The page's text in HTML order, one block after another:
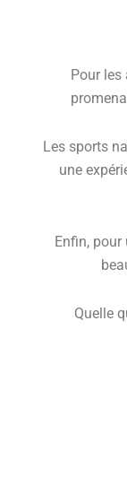
Pour les
Les sports
une
Enfin,
Quelle